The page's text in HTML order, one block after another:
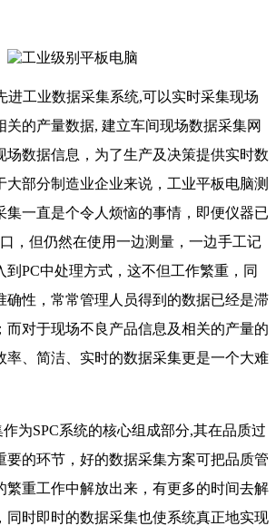
进工业数据采集系统,可以实时采集现场
关的产量数据, 建立车间现场数据采集网
场数据信息，为了生产及决策提供实时数
大部分制造业企业来说，工业平板电脑测
集一直是个令人烦恼的事情，即便仪器已
，但仍然在使用一边测量，一边手工记
到PC中处理方式，这不但工作繁重，同
确性，常常管理人员得到的数据已经是滞
而对于现场不良产品信息及相关的产量的
率、简洁、实时的数据采集更是一个大难
为SPC系统的核心组成部分,其在品质过
要的环节，好的数据采集方案可把品质管
繁重工作中解放出来，有更多的时间去解
同时即时的数据采集也使系统真正地实现